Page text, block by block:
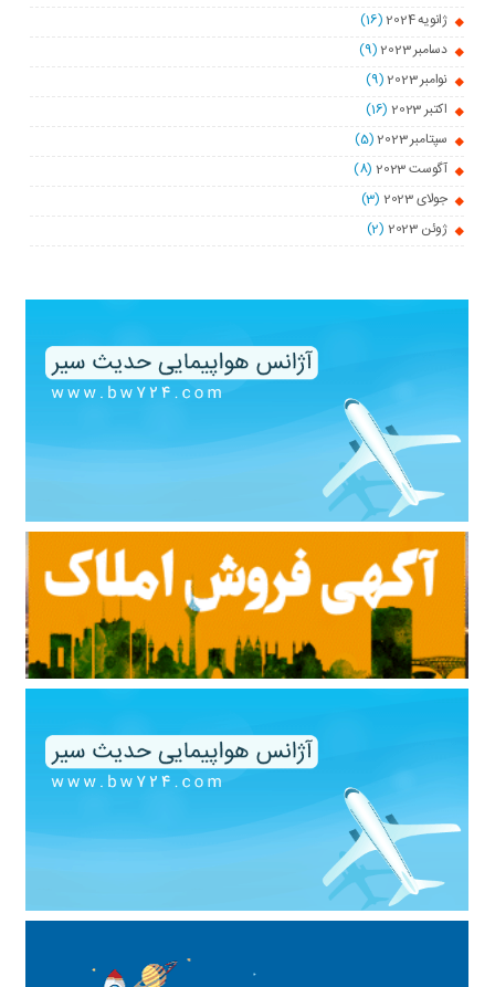
ژانویه 2024
(16)
دسامبر 2023
(9)
نوامبر 2023
(9)
اکتبر 2023
(16)
سپتامبر 2023
(5)
آگوست 2023
(8)
جولای 2023
(3)
ژوئن 2023
(2)